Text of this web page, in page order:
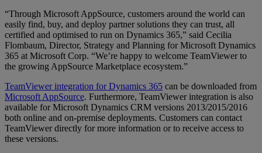
“Through Microsoft AppSource, customers around the world can
easily find, buy, and deploy partner solutions they can trust, all
certified and optimised to run on Dynamics 365,” said Cecilia
Flombaum, Director, Strategy and Planning for Microsoft Dynamics
365 at Microsoft Corp. “We’re happy to welcome TeamViewer to
the growing AppSource Marketplace ecosystem.”
TeamViewer integration for Dynamics 365 can be downloaded from
Microsoft AppSource. Furthermore, TeamViewer integration is also
available for Microsoft Dynamics CRM versions 2013/2015/2016
both online and on-premise deployments. Customers can contact
TeamViewer directly for more information or to receive access to
these versions.